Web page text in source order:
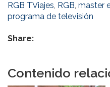
RGB TViajes, RGB, master
programa de televisión
Share:
Contenido